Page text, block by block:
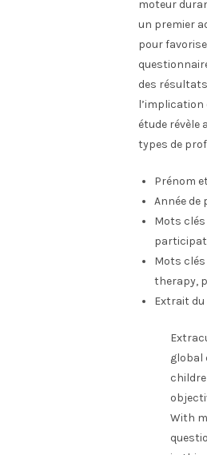
moteur
un premier
pour
des
l’implication
étude révèle
types de
Prénom
Année de
Mots
Mots clés
therapy,
Extrait du
global
With